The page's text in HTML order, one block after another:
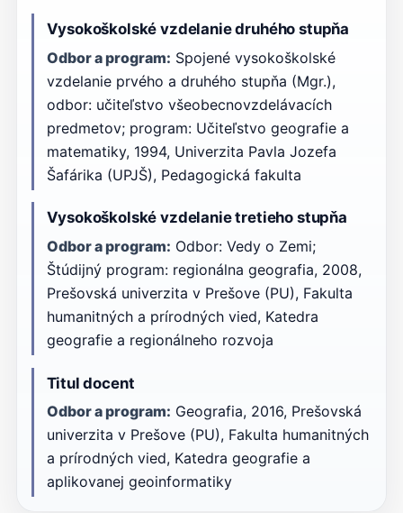
Vysokoškolské vzdelanie druhého stupňa
Odbor a program: Spojené vysokoškolské
vzdelanie prvého a druhého stupňa (Mgr.),
odbor: učiteľstvo všeobecnovzdelávacích
predmetov; program: Učiteľstvo geografie a
matematiky, 1994, Univerzita Pavla Jozefa
Šafárika (UPJŠ), Pedagogická fakulta
Vysokoškolské vzdelanie tretieho stupňa
Odbor a program: Odbor: Vedy o Zemi;
Štúdijný program: regionálna geografia, 2008,
Prešovská univerzita v Prešove (PU), Fakulta
humanitných a prírodných vied, Katedra
geografie a regionálneho rozvoja
Titul docent
Odbor a program: Geografia, 2016, Prešovská
univerzita v Prešove (PU), Fakulta humanitných
a prírodných vied, Katedra geografie a
aplikovanej geoinformatiky